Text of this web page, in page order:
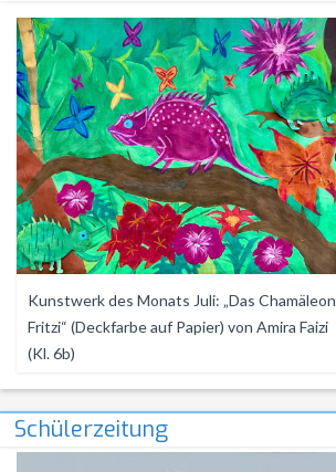
Kunstwerk des Monats Juli: „Das Chamäleon
Fritzi“ (Deckfarbe auf Papier) von Amira Faizi
(Kl. 6b)
Schülerzeitung